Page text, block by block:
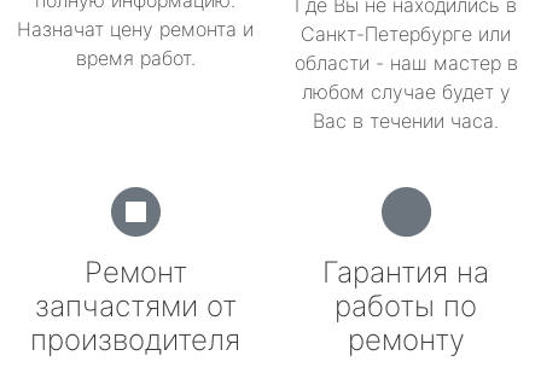
Назначат цену ремонта и
время работ.
Где Вы не находились в
Санкт-Петербурге или
области - наш мастер в
любом случае будет у
Вас в течении часа.
Ремонт
запчастями от
производителя
Гарантия на
работы по
ремонту